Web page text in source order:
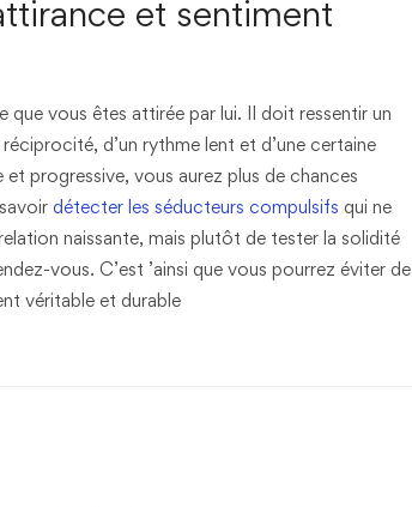
et sentiment
que vous êtes attirée par lui. Il doit ressentir un
d’un rythme lent et d’une certaine
progressive, vous aurez plus de chances
détecter les séducteurs compulsifs qui ne
naissante, mais plutôt de tester la solidité
vous. C’est ’ainsi que vous pourrez éviter de
véritable et durable